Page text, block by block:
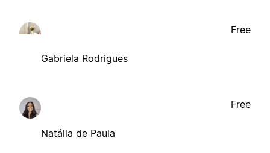
Gabriela Rodrigues
Free
Natália de Paula
Free